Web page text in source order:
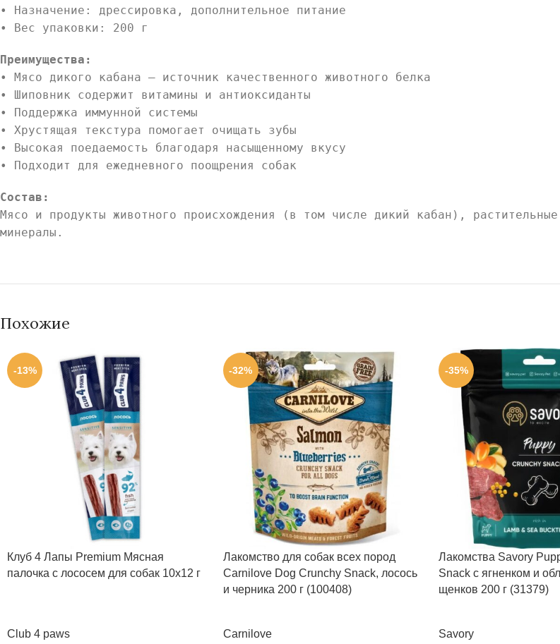
• Назначение: дрессировка, дополнительное питание
• Вес упаковки: 200 г
Преимущества:
• Мясо дикого кабана — источник качественного животного белка
• Шиповник содержит витамины и антиоксиданты
• Поддержка иммунной системы
• Хрустящая текстура помогает очищать зубы
• Высокая поедаемость благодаря насыщенному вкусу
• Подходит для ежедневного поощрения собак
Состав:
Мясо и продукты животного происхождения (в том числе дикий кабан),
минералы.
Похожие
-13%
Клуб 4 Лапы Premium Мясная
палочка с лососем для собак 10х12 г
Club 4 paws
-32%
Лакомство для собак всех пород
Carnilove Dog Crunchy Snack, лосось
и черника 200 г (100408)
Carnilove
-35%
Лакомства Savory
Snack с ягненком и
щенков 200 г (31379)
Savory